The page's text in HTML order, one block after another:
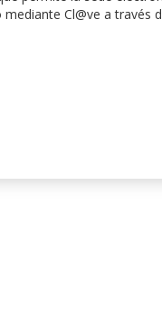
mediante Cl@ve a través